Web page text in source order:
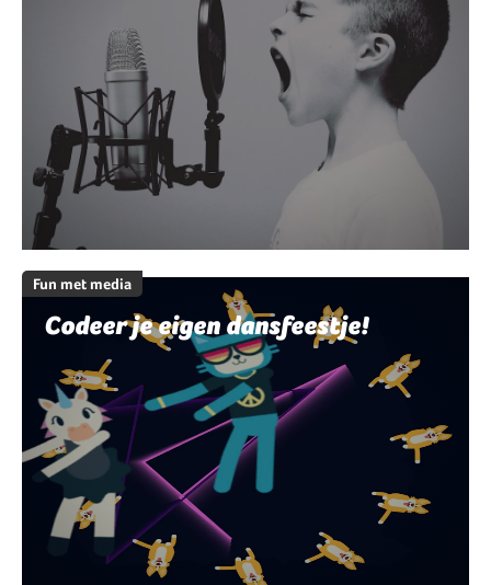
Fun met media
Codeer je eigen dansfeestje!